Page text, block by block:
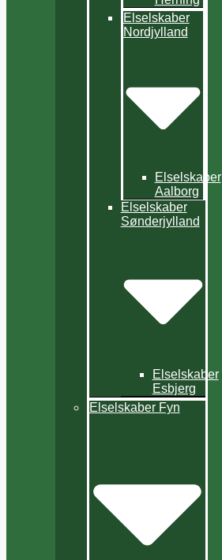
Elselskaber
Nordjylland
Elselskaber
Aalborg
Elselskaber
Sønderjylland
Elselskaber
Esbjerg
Elselskaber Fyn